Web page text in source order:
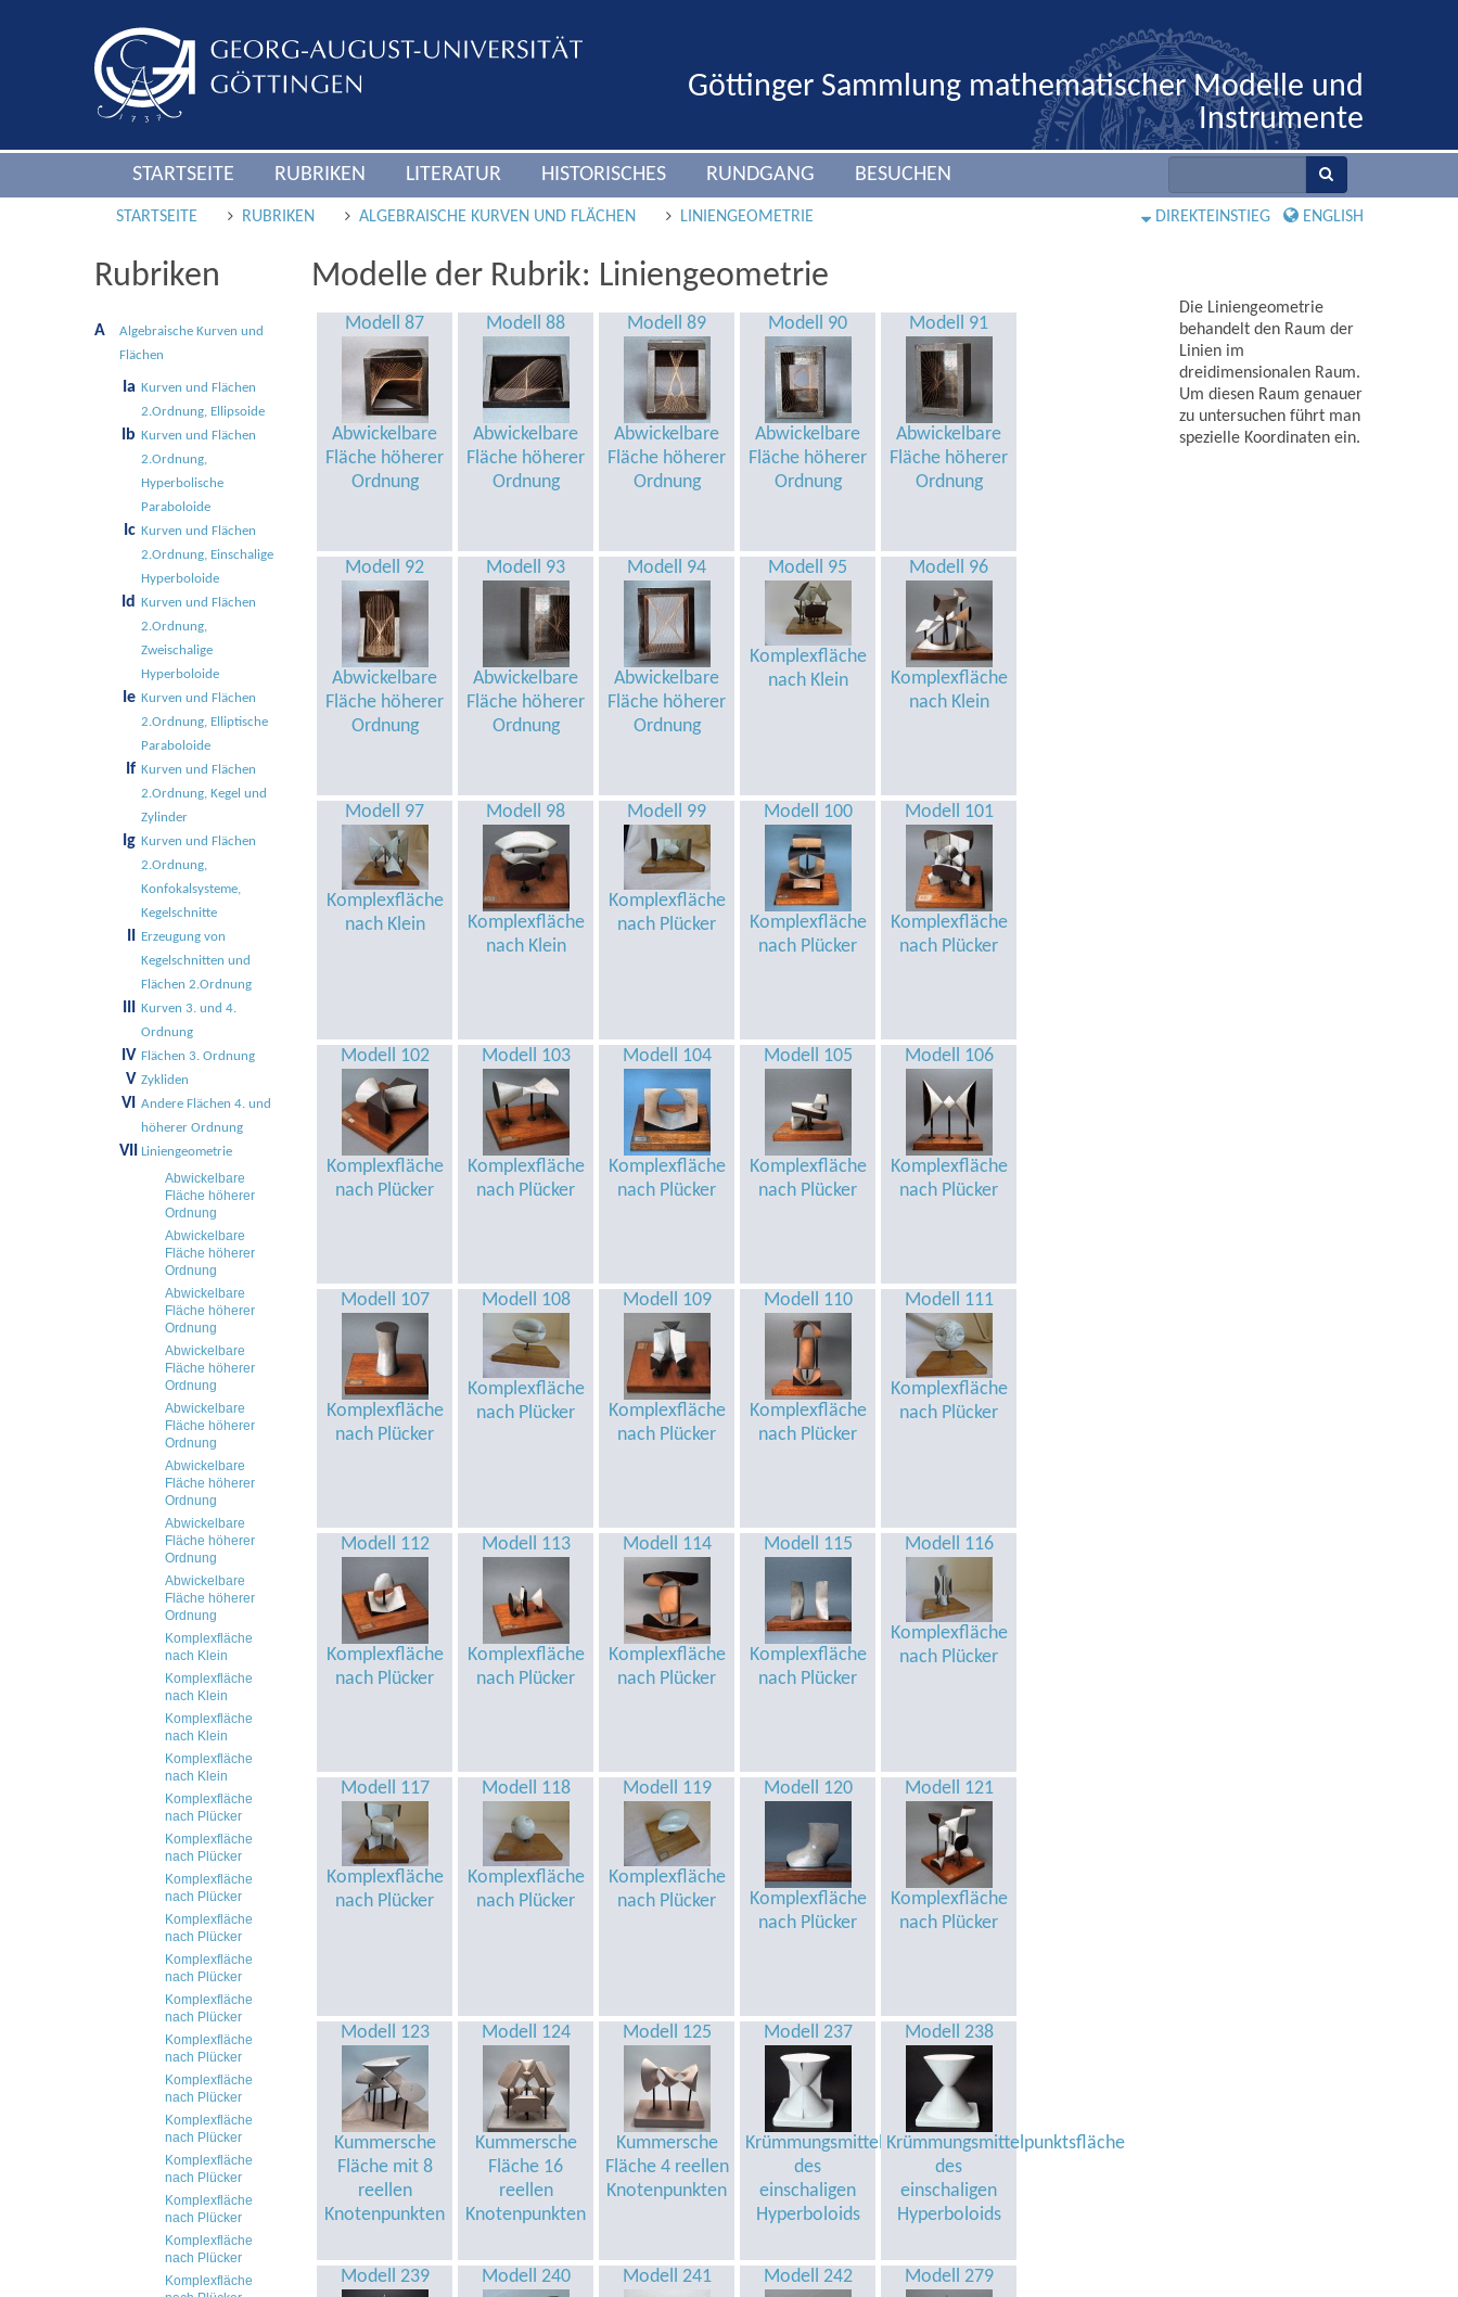
Göttinger Sammlung mathematischer Modelle und
Instrumente
STARTSEITE RUBRIKEN LITERATUR HISTORISCHES RUNDGANG BESUCHEN
STARTSEITE RUBRIKEN ALGEBRAISCHE KURVEN UND FLÄCHEN LINIENGEOMETRIE DIREKTEINSTIEG ENGLISH
Rubriken
A
Alge­braische Kur­ven und
Flä­chen
Ia Kurven und Flächen
2.Ordnung, Ellipsoide
Ib Kurven und Flächen
2.Ordnung,
Hyperbolische
Paraboloide
Ic Kurven und Flächen
2.Ordnung, Einschalige
Hyperboloide
Id
Kurven und Flächen
2.Ordnung,
Zweischalige
Hyperboloide
Ie Kurven und Flächen
2.Ordnung, Elliptische
Paraboloide
If Kurven und Flächen
2.Ordnung, Kegel und
Zylinder
Ig Kurven und Flächen
2.Ordnung,
Konfokalsysteme,
Kegelschnitte
Erzeugung von
Kegelschnitten und
Flächen 2.Ordnung
Kurven 3. und 4.
Ordnung
IV Flächen 3. Ordnung
V Zykliden
VI
Andere Flächen 4. und
höherer Ordnung
VII Liniengeometrie
Abwickelbare
Fläche höherer
Ordnung
Abwickelbare
Fläche höherer
Ordnung
Abwickelbare
Fläche höherer
Ordnung
Abwickelbare
Fläche höherer
Ordnung
Abwickelbare
Fläche höherer
Ordnung
Abwickelbare
Fläche höherer
Ordnung
Abwickelbare
Fläche höherer
Ordnung
Abwickelbare
Fläche höherer
Ordnung
Komplexfläche
nach Klein
Komplexfläche
nach Klein
Komplexfläche
nach Klein
Komplexfläche
nach Klein
Komplexfläche
nach Plücker
Komplexfläche
nach Plücker
Komplexfläche
nach Plücker
Komplexfläche
nach Plücker
Komplexfläche
nach Plücker
Komplexfläche
nach Plücker
Komplexfläche
nach Plücker
Komplexfläche
nach Plücker
Komplexfläche
nach Plücker
Komplexfläche
nach Plücker
Komplexfläche
nach Plücker
Komplexfläche
nach Plücker
Komplexfläche
Modelle der Rubrik: Liniengeometrie
Modell 87
Abwickelbare
Fläche höherer
Ordnung
Modell 88
Abwickelbare
Fläche höherer
Ordnung
Modell 89
Abwickelbare
Fläche höherer
Ordnung
Modell 90
Abwickelbare
Fläche höherer
Ordnung
Modell 91
Abwickelbare
Fläche höherer
Ordnung
Modell 92
Abwickelbare
Fläche höherer
Ordnung
Modell 93
Abwickelbare
Fläche höherer
Ordnung
Modell 94
Abwickelbare
Fläche höherer
Ordnung
Modell 95
Komplexfläche
nach Klein
Modell 96
Komplexfläche
nach Klein
Modell 97
Komplexfläche
nach Klein
Modell 98
Komplexfläche
nach Klein
Modell 99
Komplexfläche
nach Plücker
Modell 100
Komplexfläche
nach Plücker
Modell 101
Komplexfläche
nach Plücker
Modell 102
Komplexfläche
nach Plücker
Modell 103
Komplexfläche
nach Plücker
Modell 104
Komplexfläche
nach Plücker
Modell 105
Komplexfläche
nach Plücker
Modell 106
Komplexfläche
nach Plücker
Modell 107
Komplexfläche
nach Plücker
Modell 108
Komplexfläche
nach Plücker
Modell 109
Komplexfläche
nach Plücker
Modell 110
Komplexfläche
nach Plücker
Modell 111
Komplexfläche
nach Plücker
Modell 112
Komplexfläche
nach Plücker
Modell 113
Komplexfläche
nach Plücker
Modell 114
Komplexfläche
nach Plücker
Modell 115
Komplexfläche
nach Plücker
Modell 116
Komplexfläche
nach Plücker
Modell 117
Komplexfläche
nach Plücker
Modell 118
Komplexfläche
nach Plücker
Modell 119
Komplexfläche
nach Plücker
Modell 120
Komplexfläche
nach Plücker
Modell 121
Komplexfläche
nach Plücker
Modell 123
Kummersche
Fläche mit 8
reellen
Knotenpunkten
Modell 124
Kummersche
Fläche 16
reellen
Knotenpunkten
Modell 125
Kummersche
Fläche 4 reellen
Knotenpunkten
Modell 237
Krümmungsmittelpunktsfläche
des
einschaligen
Hyperboloids
Modell 238
Krümmungsmittelpunktsfläche
des
einschaligen
Hyperboloids
Modell 239 Modell 240 Modell 241 Modell 242 Modell 279
Die Liniengeometrie
behandelt den Raum der
Linien im
dreidimensionalen Raum.
Um diesen Raum genauer
zu untersuchen führt man
spezielle Koordinaten ein.